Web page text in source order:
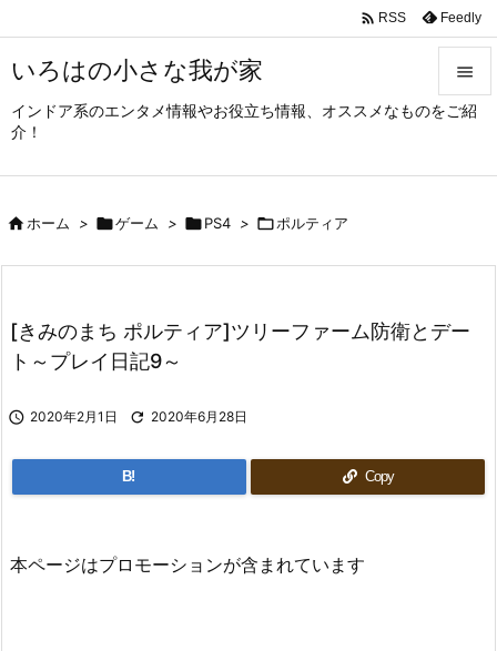
いろはの小さな我が家
インドア系のエンタメ情報やお役立ち情報、オススメなものをご紹
介！



 RSS Feedly
ホーム > ゲーム > PS4 > ポルティア
[きみのまち ポルティア]ツリーファーム防衛とデー
ト～プレイ日記9～
 2020年2月1日  2020年6月28日
B! Copy
本ページはプロモーションが含まれています